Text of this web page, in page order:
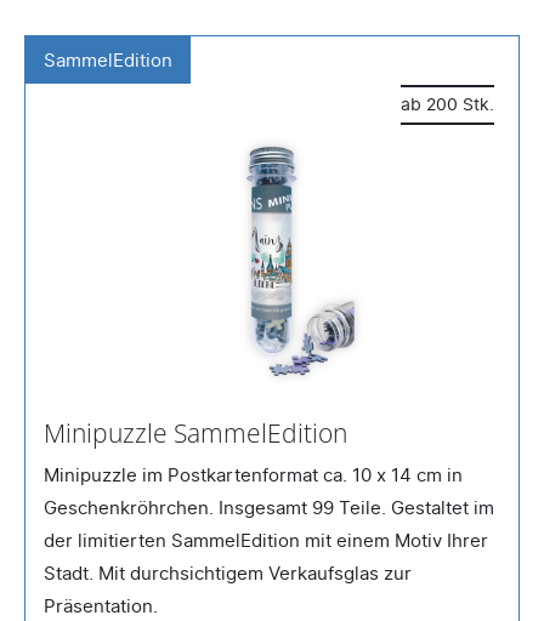
SammelEdition
ab 200 Stk.
Minipuzzle SammelEdition
Minipuzzle im Postkartenformat ca. 10 x 14 cm in
Geschenkröhrchen. Insgesamt 99 Teile. Gestaltet im
der limitierten SammelEdition mit einem Motiv Ihrer
Stadt. Mit durchsichtigem Verkaufsglas zur
Präsentation.